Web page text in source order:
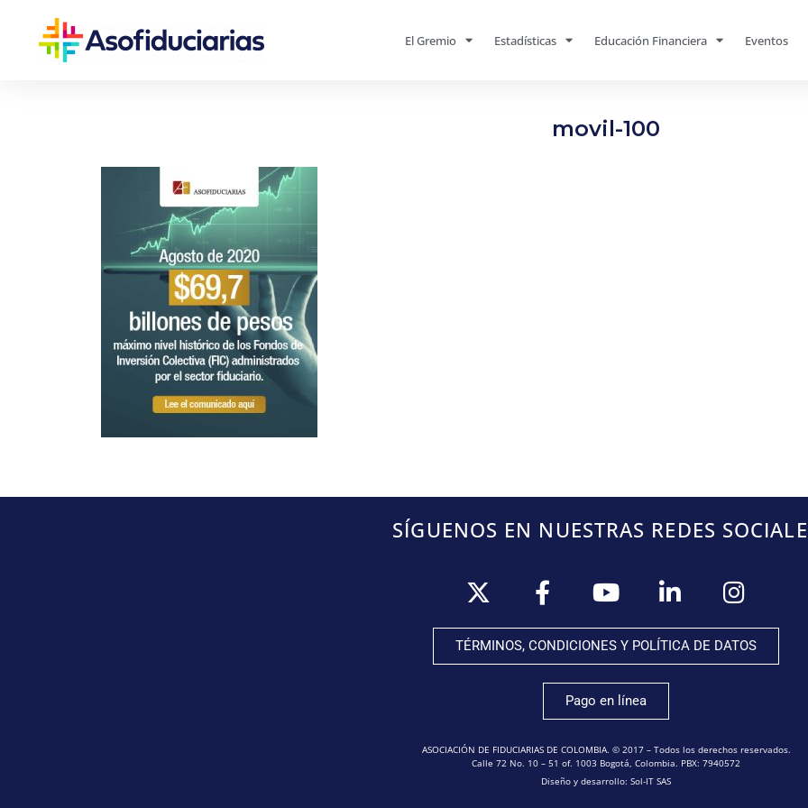
El Gremio Estadísticas Educación Financiera Eventos
movil-100
SÍGUENOS EN NUESTRAS REDES
TÉRMINOS, CONDICIONES Y POLÍTICA DE DATOS
Pago en línea
ASOCIACIÓN DE FIDUCIARIAS DE COLOMBIA. © 2017 – Todos los derechos reservados.
Calle 72 No. 10 – 51 of. 1003 Bogotá, Colombia. PBX: 7940572
Diseño y desarrollo: Sol-IT SAS